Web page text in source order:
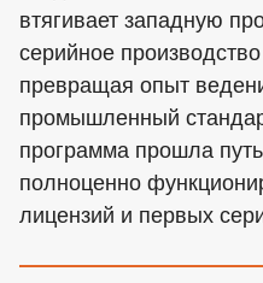
втягивает западную
серийное
превращая опыт
промышленный
программа прошла
полноценно
лицензий и первых